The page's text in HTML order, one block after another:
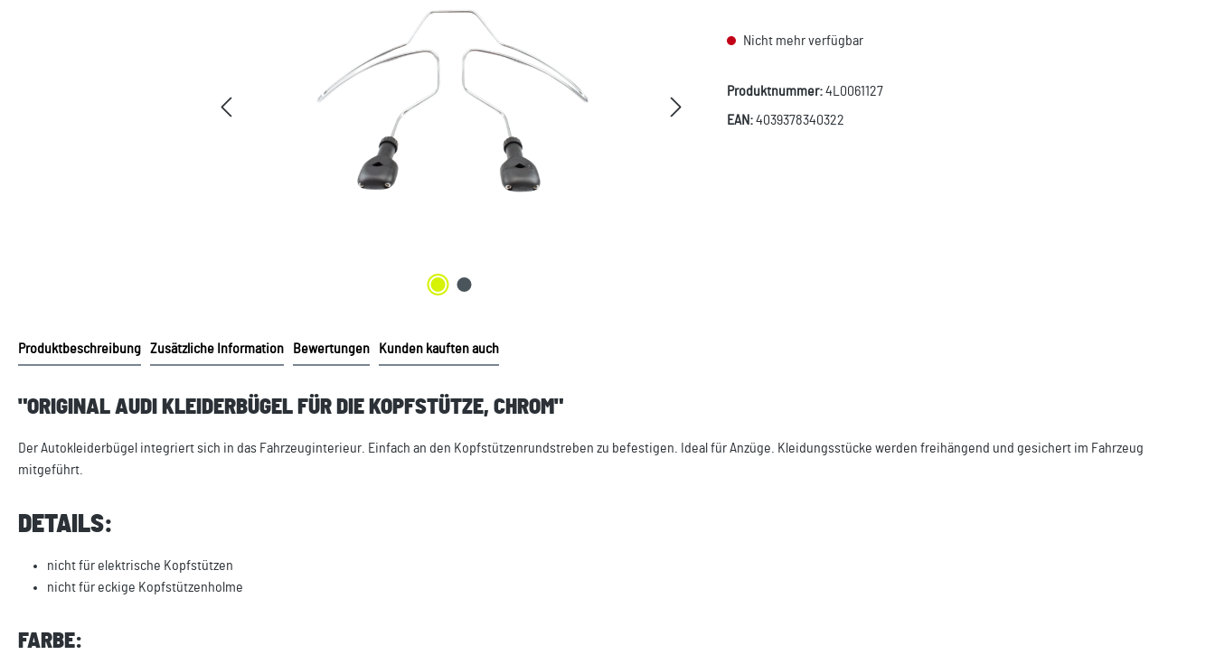
Nicht mehr verfügbar
Produktnummer:4L0061127
EAN:4039378340322
Produktbeschreibung Zusätzliche Information Bewertungen Kunden kauften auch
"ORIGINAL AUDI KLEIDERBÜGEL FÜR DIE KOPFSTÜTZE, CHROM"
Der Autokleiderbügel integriert sich in das Fahrzeuginterieur. Einfach an den Kopfstützenrundstreben zu befestigen. Ideal für Anzüge. Kleidungsstücke werden freihängend und gesichert im Fahrzeug
mitgeführt.
DETAILS:
nicht für elektrische Kopfstützen
nicht für eckige Kopfstützenholme
FARBE: